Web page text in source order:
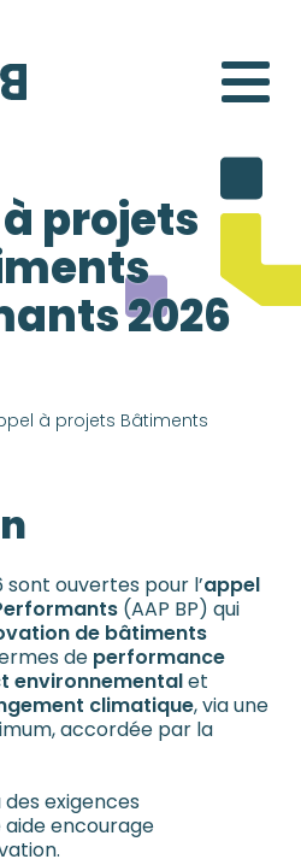
projets
2026
à projets Bâtiments
ouvertes pour l’appel
(AAP BP) qui
de bâtiments
de performance
environnementalet
climatique, via une
accordée par la
des exigences
encourage